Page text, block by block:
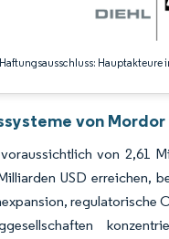
Hauptakteure
von
von 2,61
USD erreichen,
regulatorische